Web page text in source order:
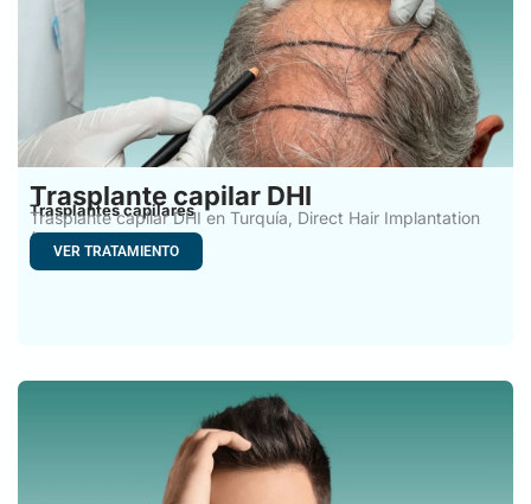
Trasplante capilar DHI
Trasplantes capilares
Trasplante capilar DHI en Turquía, Direct Hair Implantation
(DHI) technique
VER TRATAMIENTO